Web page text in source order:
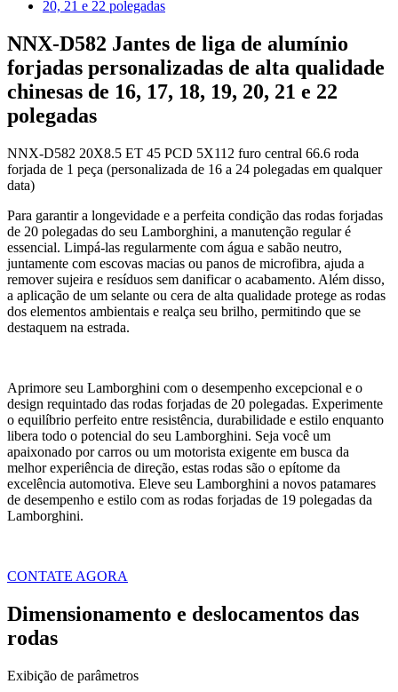
NNX-D582 Jantes de liga de alumínio
forjadas personalizadas de alta qualidade
chinesas de 16, 17, 18, 19, 20, 21 e 22
polegadas
NNX-D582 20X8.5 ET 45 PCD 5X112 furo central 66.6 roda
forjada de 1 peça (personalizada de 16 a 24 polegadas em qualquer
data)
Para garantir a longevidade e a perfeita condição das rodas forjadas
de 20 polegadas do seu Lamborghini, a manutenção regular é
essencial. Limpá-las regularmente com água e sabão neutro,
juntamente com escovas macias ou panos de microfibra, ajuda a
remover sujeira e resíduos sem danificar o acabamento. Além disso,
a aplicação de um selante ou cera de alta qualidade protege as rodas
dos elementos ambientais e realça seu brilho, permitindo que se
destaquem na estrada.
Aprimore seu Lamborghini com o desempenho excepcional e o
design requintado das rodas forjadas de 20 polegadas. Experimente
o equilíbrio perfeito entre resistência, durabilidade e estilo enquanto
libera todo o potencial do seu Lamborghini. Seja você um
apaixonado por carros ou um motorista exigente em busca da
melhor experiência de direção, estas rodas são o epítome da
excelência automotiva. Eleve seu Lamborghini a novos patamares
de desempenho e estilo com as rodas forjadas de 19 polegadas da
Lamborghini.
CONTATE AGORA
Dimensionamento e deslocamentos das
rodas
Exibição de parâmetros